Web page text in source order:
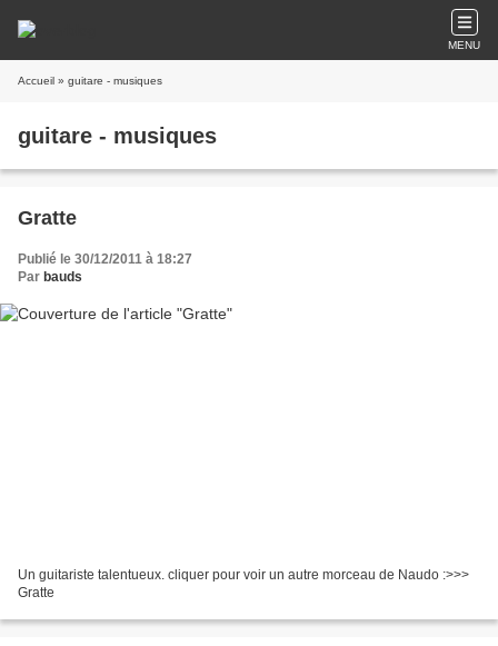
MENU
Accueil » guitare - musiques
guitare - musiques
Gratte
Publié le 30/12/2011 à 18:27
Par bauds
Un guitariste talentueux. cliquer pour voir un autre morceau de Naudo :>>>
Gratte